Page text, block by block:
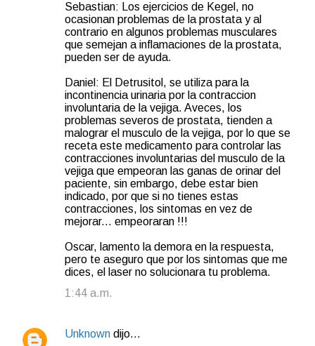
Sebastian: Los ejercicios de Kegel, no
ocasionan problemas de la prostata y al
contrario en algunos problemas musculares
que semejan a inflamaciones de la prostata,
pueden ser de ayuda.
Daniel: El Detrusitol, se utiliza para la
incontinencia urinaria por la contraccion
involuntaria de la vejiga. Aveces, los
problemas severos de prostata, tienden a
malograr el musculo de la vejiga, por lo que se
receta este medicamento para controlar las
contracciones involuntarias del musculo de la
vejiga que empeoran las ganas de orinar del
paciente, sin embargo, debe estar bien
indicado, por que si no tienes estas
contracciones, los sintomas en vez de
mejorar... empeoraran !!!
Oscar, lamento la demora en la respuesta,
pero te aseguro que por los sintomas que me
dices, el laser no solucionara tu problema.
1:44 a.m.
Unknown dijo…